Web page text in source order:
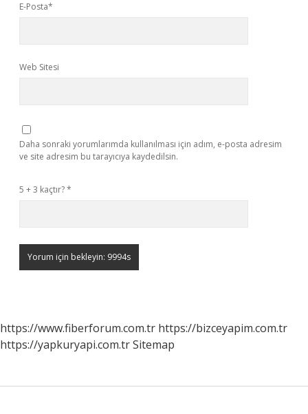
E-Posta*
Web Sitesi
Daha sonraki yorumlarımda kullanılması için adım, e-posta adresim
ve site adresim bu tarayıcıya kaydedilsin.
5 + 3 kaçtır?*
https://www.fiberforum.com.tr https://bizceyapim.com.tr
https://yapkuryapi.com.trSitemap